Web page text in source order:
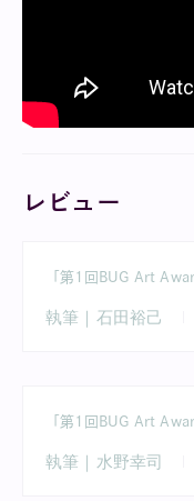
レビュー
「第1回BUG Art
執筆｜石田裕己
「第1回BUG Art
執筆｜水野幸司